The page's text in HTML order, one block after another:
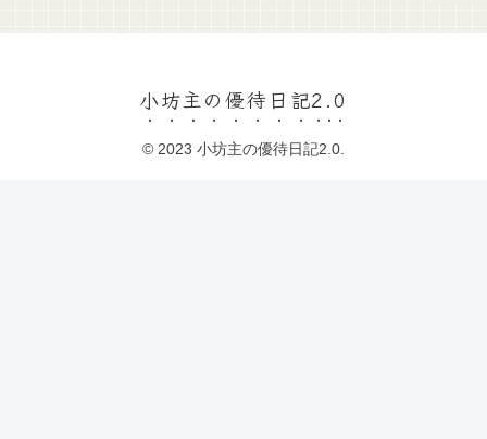
小坊主の優待日記2.0
© 2023 小坊主の優待日記2.0.